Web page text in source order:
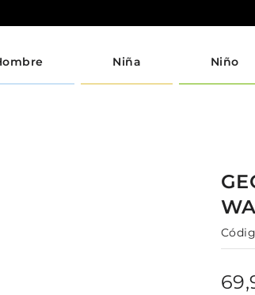
Niña Niño